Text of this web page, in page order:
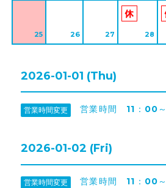
25 26 27 28
2026-01-01 (Thu)
営業時間変更 営業時間 11：00
2026-01-02 (Fri)
営業時間変更 営業時間 11：00